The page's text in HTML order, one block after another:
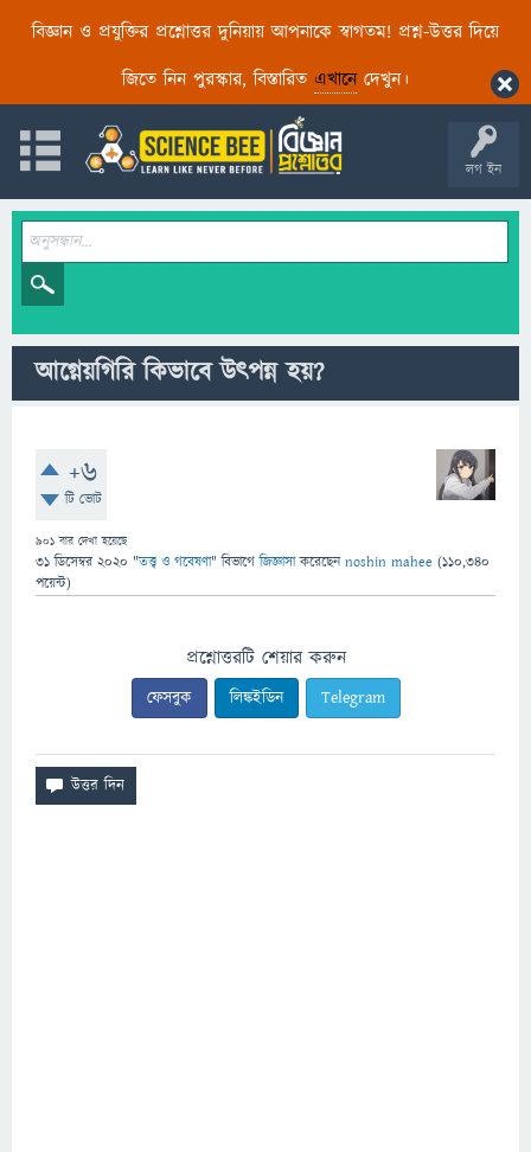
বিজ্ঞান ও প্রযুক্তির প্রশ্নোত্তর দুনিয়ায় আপনাকে স্বাগতম! প্রশ্ন-উত্তর দিয়ে
জিতে নিন পুরস্কার, বিস্তারিত এখানেদেখুন।
লগ ইন
আগ্নেয়গিরি কিভাবে উৎপন্ন হয়?
+6
টি ভোট
901 বার দেখা হয়েছে
31 ডিসেম্বর 2020 "তত্ত্ব ও গবেষণা" বিভাগে জিজ্ঞাসাকরেছেনnoshin mahee (110,340
পয়েন্ট)
প্রশ্নোত্তরটি শেয়ার করুন
ফেসবুক লিঙ্কইডিন Telegram